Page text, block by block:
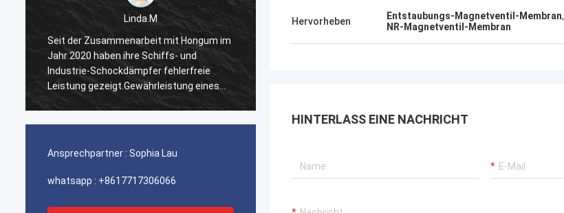
Linda.M
Seit der Zusammenarbeit mit Hongum im
Jahr 2020 haben ihre Schiffs- und
Industrie-Schockdämpfer fehlerfreie
Leistung gezeigt.Gewährleistung eines
ununterbrochenen Betriebs unserer
Linda.M
Hafenkrane, Bagger-Antriebssysteme
Ansprechpartner : Sophia Lau
whatsapp : +8617717306066
Hervorheben Entstaubungs-Magnetventil-Membran,
NR-Magnetventil-Membran
HINTERLASS EINE NACHRICHT